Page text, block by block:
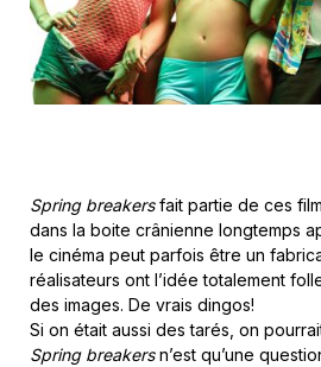
Spring breakersfait partie de ces
dans la boite crânienne longtemps
le cinéma peut parfois être un
réalisateurs ont l’idée totalement
des images. De vrais dingos!
Si on était aussi des tarés, on
Spring breakersn’est qu’une